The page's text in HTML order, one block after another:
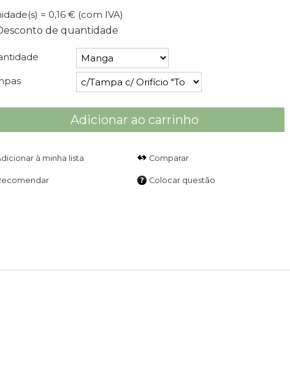
= 0,16 € (com IVA)
de quantidade
Adicionar ao carrinho
Comparar
Colocar questão